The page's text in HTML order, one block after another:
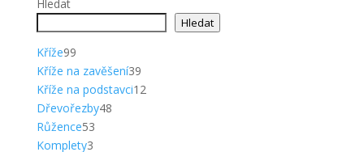
Hledat
Hledat
Kříže9999
produktů
Kříže na zavěšení3939
produktů
Kříže na podstavci1212
Dřevořezby4848
Růžence5353
Komplety33